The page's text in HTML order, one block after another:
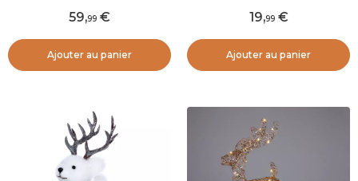
59,99
Ajouter au panier
19,99
Ajouter au panier